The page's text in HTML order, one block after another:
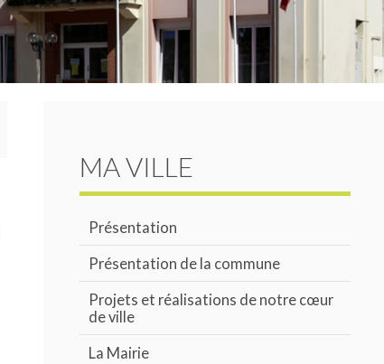
MA VILLE
Présentation
Présentation de la commune
Projets et réalisations de notre cœur
de ville
La Mairie